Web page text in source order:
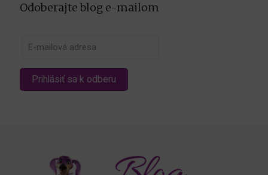
Odoberajte blog e-mailom